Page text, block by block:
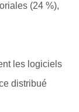
(24 %),
les logiciels
distribué